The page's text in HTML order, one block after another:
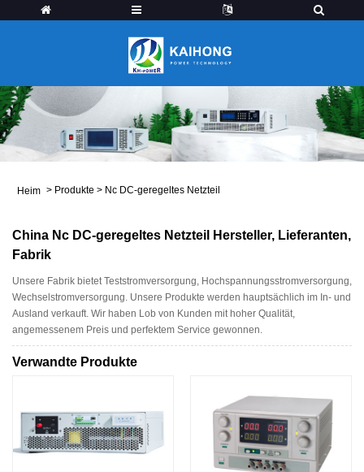
Heim > Produkte > Nc DC-geregeltes Netzteil
China Nc DC-geregeltes Netzteil Hersteller, Lieferanten,
Fabrik
Unsere Fabrik bietet Teststromversorgung, Hochspannungsstromversorgung,
Wechselstromversorgung. Unsere Produkte werden hauptsächlich im In- und
Ausland verkauft. Wir haben Lob von Kunden mit hoher Qualität,
angemessenem Preis und perfektem Service gewonnen.
Verwandte Produkte